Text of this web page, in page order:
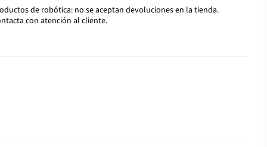
de robótica: no se aceptan devoluciones en la tienda.
con atención al cliente.